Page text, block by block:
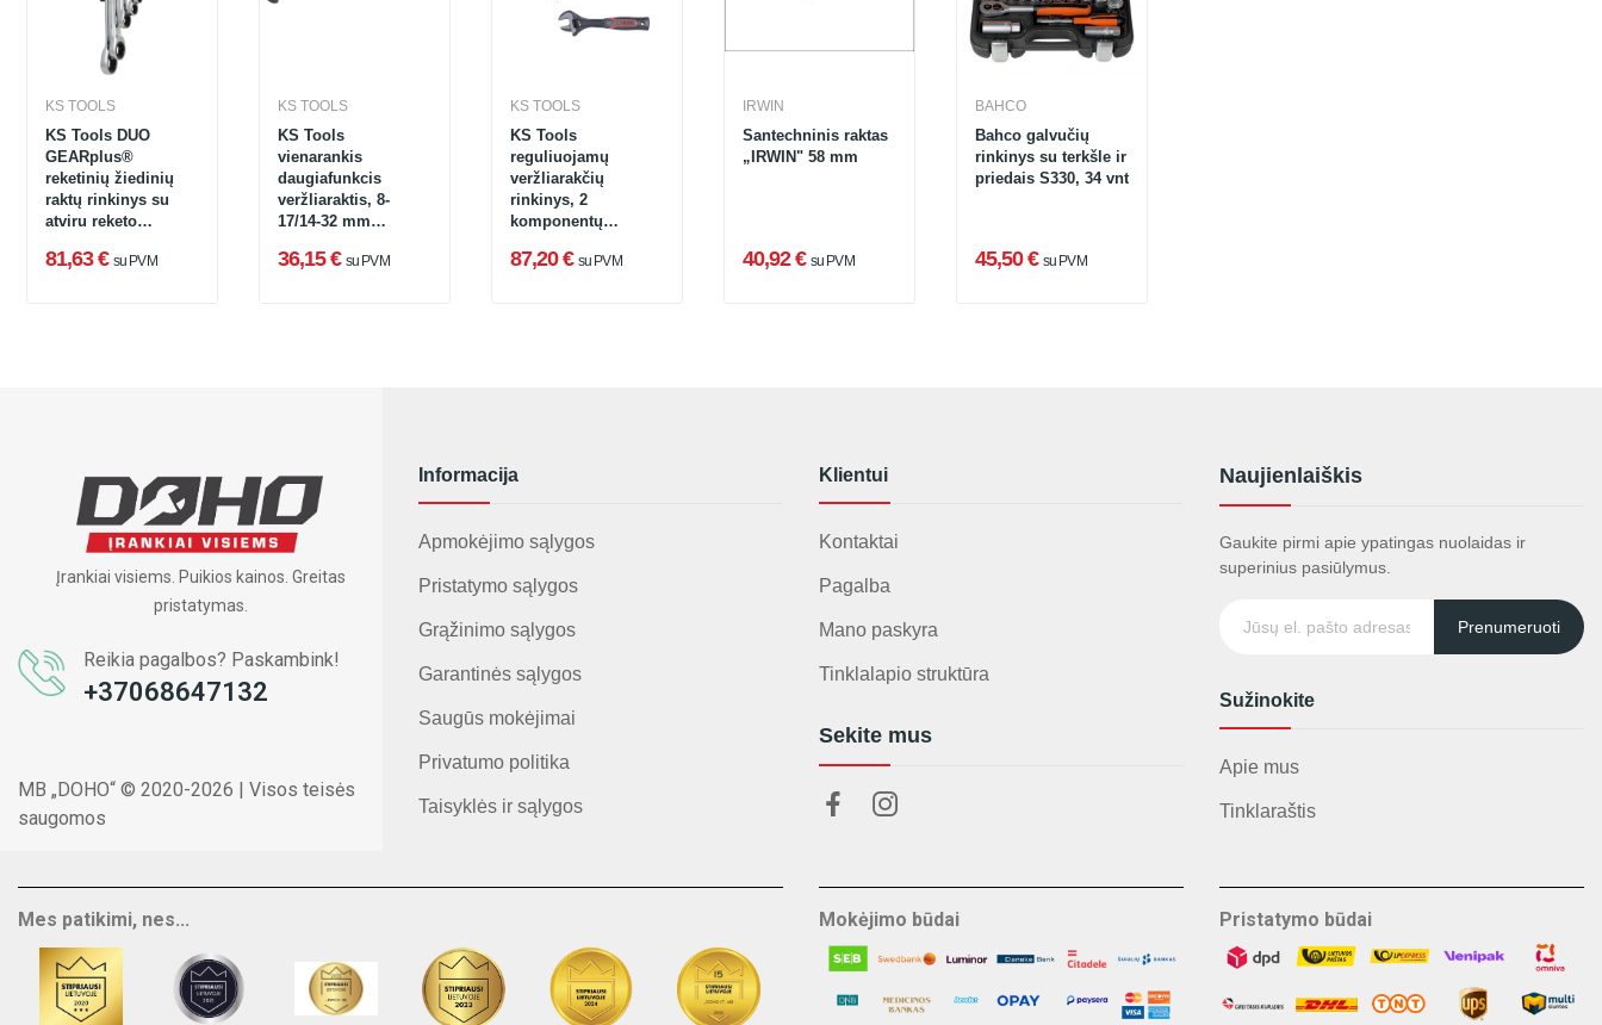
KS TOOLS
KS Tools DUO
GEARplus®
reketinių žiedinių
raktų rinkinys su
atviru reketo
(503.5205)
81,63 € su PVM
KS TOOLS
KS Tools
vienarankis
daugiafunkcis
veržliaraktis, 8-
17/14-32 mm
36,15 € su PVM
KS TOOLS
KS Tools
reguliuojamų
veržliarakčių
rinkinys, 2
komponentų
(577.0199)
87,20 € su PVM
IRWIN
Santechninis raktas
„IRWIN" 58 mm
40,92 € su PVM
BAHCO
Bahco galvučių
rinkinys su terkšle ir
priedais S330, 34 vnt
45,50 € su PVM
Įrankiai visiems. Puikios kainos. Greitas
pristatymas.
Reikia pagalbos? Paskambink!
+37068647132
MB „DOHO“ © 2020-2026 | Visos teisės
saugomos
Informacija
Apmokėjimo sąlygos
Pristatymo sąlygos
Grąžinimo sąlygos
Garantinės sąlygos
Saugūs mokėjimai
Privatumo politika
Taisyklės ir sąlygos
Klientui
Kontaktai
Pagalba
Mano paskyra
Tinklalapio struktūra
Sekite mus
Naujienlaiškis
Gaukite pirmi apie ypatingas nuolaidas ir
superinius pasiūlymus.
Prenumeruoti
Sužinokite
Apie mus
Tinklaraštis
Mes patikimi, nes... Mokėjimo būdai Pristatymo būdai